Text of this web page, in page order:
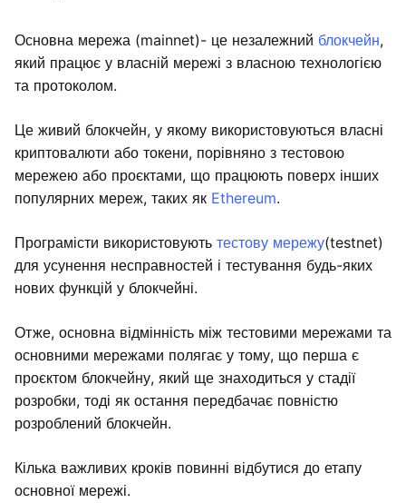
Основна мережа (mainnet)- це незалежний блокчейн,
який працює у власній мережі з власною технологією
та протоколом.
Це живий блокчейн, у якому використовуються власні
криптовалюти або токени, порівняно з тестовою
мережею або проєктами, що працюють поверх інших
популярних мереж, таких як Ethereum.
Програмісти використовують тестову мережу(testnet)
для усунення несправностей і тестування будь-яких
нових функцій у блокчейні.
Отже, основна відмінність між тестовими мережами та
основними мережами полягає у тому, що перша є
проєктом блокчейну, який ще знаходиться у стадії
розробки, тоді як остання передбачає повністю
розроблений блокчейн.
Кілька важливих кроків повинні відбутися до етапу
основної мережі.